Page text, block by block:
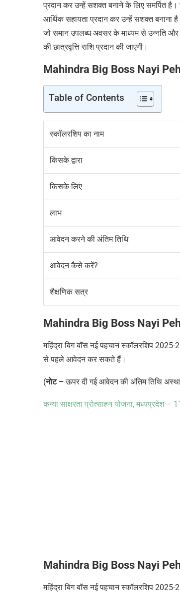
प्रदान कर उन्हें सशक्त बनाने के लिए समर्पित
आर्थिक सहायता प्रदान कर उन्हें सशक्त बनाना
जो समान उपलब्ध अवसर के माध्यम से उन्नति और
की छात्रवृत्ति राशि प्रदान की जाएगी।
Mahindra Big Boss Nayi
Table of Contents
स्कॉलरशिप का नाम
किसके द्वारा
किसके लिए
लाभ
आवेदन करने की अंतिम तिथि
आवेदन कैसे करें?
शैक्षणिक सत्र
Mahindra Big Boss Nayi
महिंद्रा बिग बॉस नई पहचान स्कॉलरशिप
से पहले आवेदन कर सकते हैं।
(नोट –ऊपर दी गई आवेदन की अंतिम तिथि
कन्या साक्षरता प्रोत्साहन योजना, मध्यप्रदेश –
Mahindra Big Boss Nayi
महिंद्रा बिग बॉस नई पहचान स्कॉलरशिप 2025-